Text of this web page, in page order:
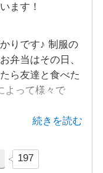
にも余裕ができ登校
イベントも充実してお
ラブ活動もありま
スを大事にしながら
の環境、あたたかい
たいのでぜひオープ
とり一人との出会い
続きを読む
ます！
りです♪ 制服の
弁当はその日、
ら友達と食べた
よって様々で
197